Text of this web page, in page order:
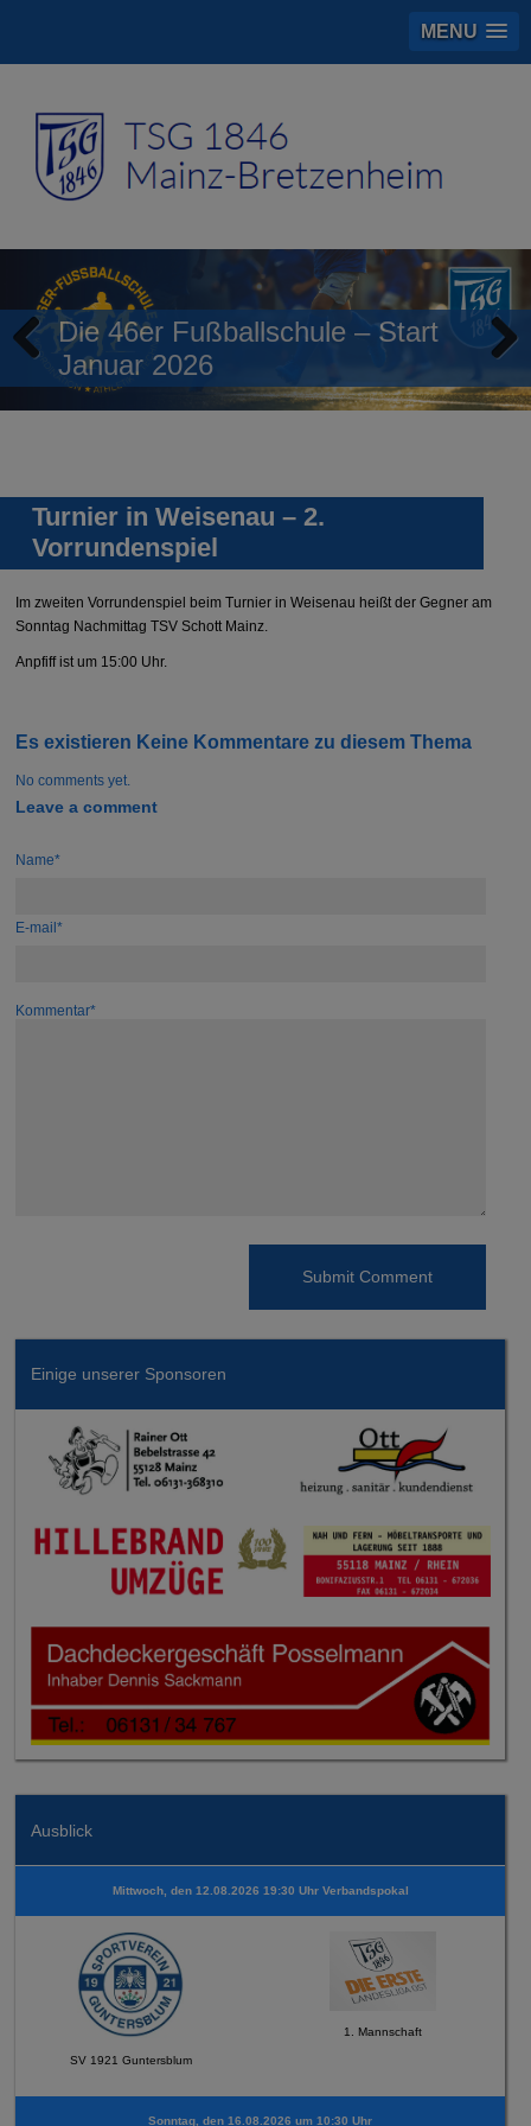
MENU
Die 46er Fußballschule – Start
Januar 2026
Previous
Turnier in Weisenau – 2.
Vorrundenspiel
Im zweiten Vorrundenspiel beim Turnier in Weisenau heißt der Gegner am
Sonntag Nachmittag TSV Schott Mainz.
Anpfiff ist um 15:00 Uhr.
Es existieren Keine Kommentare zu diesem Thema
No comments yet.
Leave a comment
Name*
E-mail*
Kommentar*
Einige unserer Sponsoren
Ausblick
Mittwoch, den 12.08.2026 19:30 Uhr Verbandspokal
SV 1921 Guntersblum
1. Mannschaft
Sonntag, den 16.08.2026 um 10:30 Uhr